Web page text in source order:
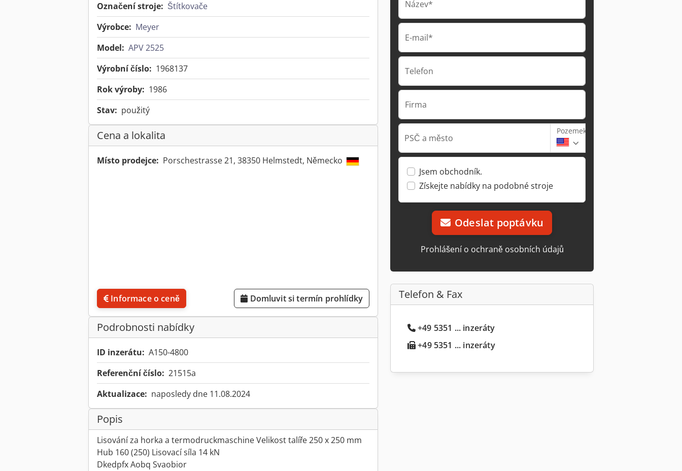
Označení stroje: Štítkovače
Výrobce: Meyer
Model: APV 2525
Výrobní číslo: 1968137
Rok výroby: 1986
Stav: použitý
Cena a lokalita
Místo prodejce: Porschestrasse 21, 38350 Helmstedt, Německo
Informace o ceně Domluvit si termín prohlídky
Podrobnosti nabídky
ID inzerátu: A150-4800
Referenční číslo: 21515a
Aktualizace: naposledy dne 11.08.2024
Popis
Lisování za horka a termodruckmaschine Velikost talíře 250 x 250 mm
Hub 160 (250) Lisovací síla 14 kN
Dkedpfx Aobq Svaobior
Název*
E-mail*
Telefon
Firma
PSČ a město
Pozemek
Jsem obchodník.
Získejte nabídky na podobné stroje
Odeslat poptávku
Prohlášení o ochraně osobních údajů
Telefon & Fax
+49 5351 ... inzeráty
+49 5351 ... inzeráty